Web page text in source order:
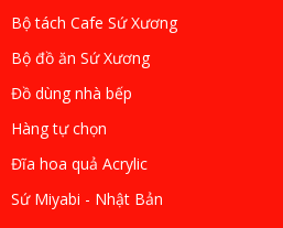
Bộ tách Cafe Sứ Xương
Bộ đồ ăn Sứ Xương
Đồ dùng nhà bếp
Hàng tự chọn
Đĩa hoa quả Acrylic
Sứ Miyabi - Nhật Bản